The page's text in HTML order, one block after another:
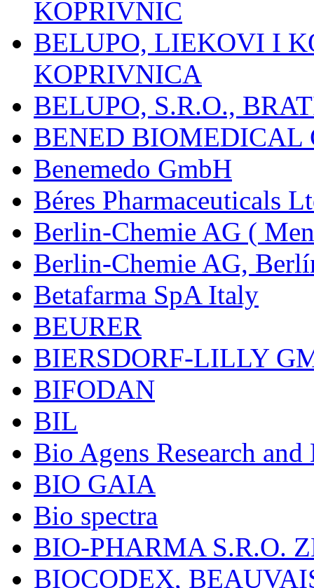
KOPRIVNIC
BELUPO, LIEKOVI I
KOPRIVNICA
BELUPO, S.R.O.,
BENED BIOMEDICAL
Benemedo GmbH
Béres Pharmaceuticals
Berlin-Chemie AG (
Berlin-Chemie AG,
Betafarma SpA Italy
BEURER
BIERSDORF-LILLY
BIFODAN
BIL
Bio Agens Research
BIO GAIA
Bio spectra
BIO-PHARMA S.R.O.
BIOCODEX,